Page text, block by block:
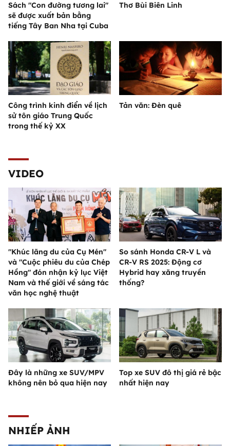
Sách "Con đường tương lai"
sẽ được xuất bản bằng
tiếng Tây Ban Nha tại Cuba
Thơ Bùi Biên Linh
Công trình kinh điển về lịch
sử tôn giáo Trung Quốc
trong thế kỷ XX
Tản văn: Đèn quê
VIDEO
"Khúc lãng du của Cụ Mén"
và "Cuộc phiêu du của Chép
Hồng" đón nhận kỷ lục Việt
Nam và thế giới về sáng tác
văn học nghệ thuật
So sánh Honda CR-V L và
CR-V RS 2025: Động cơ
Hybrid hay xăng truyền
thống?
Đây là những xe SUV/MPV
không nên bỏ qua hiện nay
Top xe SUV đô thị giá rẻ bậc
nhất hiện nay
NHIẾP ẢNH